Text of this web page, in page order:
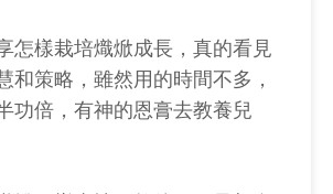
怎樣栽培熾焮成長，真的看見
和策略，雖然用的時間不多，
功倍，有神的恩膏去教養兒